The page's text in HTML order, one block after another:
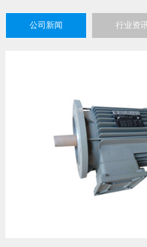
公司新闻 行业资